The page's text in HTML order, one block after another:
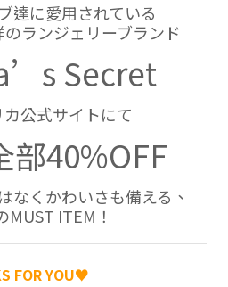
達に愛用されている
ランジェリーブランド
Secret
公式サイトにて
部40%OFF
なくかわいさも備える、
MUST ITEM！
FOR YOU♥